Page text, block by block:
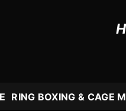
RING BOXING & CAGE